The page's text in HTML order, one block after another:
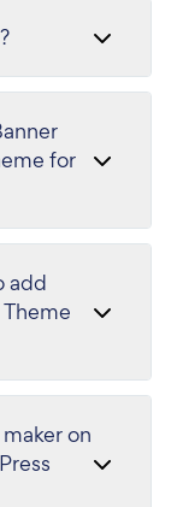
for
add
on